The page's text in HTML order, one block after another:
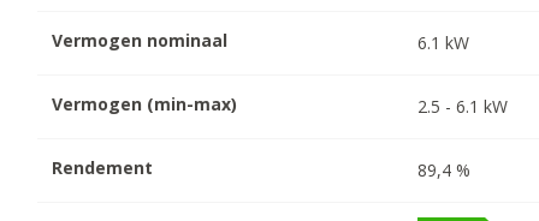
Vermogen nominaal 6.1 kW
Vermogen (min-max) 2.5 -6.1 kW
Rendement 89,4 %